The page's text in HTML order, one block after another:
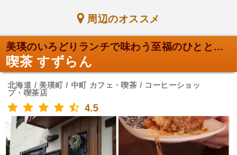
周辺のオススメ
美瑛のいろどりランチで味わう至福のひととき！
喫茶 すずらん
北海道 / 美瑛町 / 中町 カフェ・喫茶 / コーヒーショッ
プ・喫茶店
4.5